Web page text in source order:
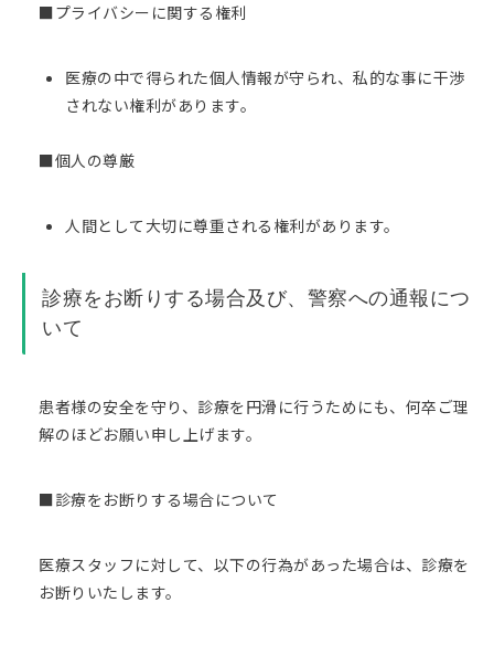
■プライバシーに関する権利
医療の中で得られた個人情報が守られ、私的な事に干渉
されない権利があります。
■個人の尊厳
人間として大切に尊重される権利があります。
診療をお断りする場合及び、警察への通報につ
いて
患者様の安全を守り、診療を円滑に行うためにも、何卒ご理
解のほどお願い申し上げます。
■診療をお断りする場合について
医療スタッフに対して、以下の行為があった場合は、診療を
お断りいたします。